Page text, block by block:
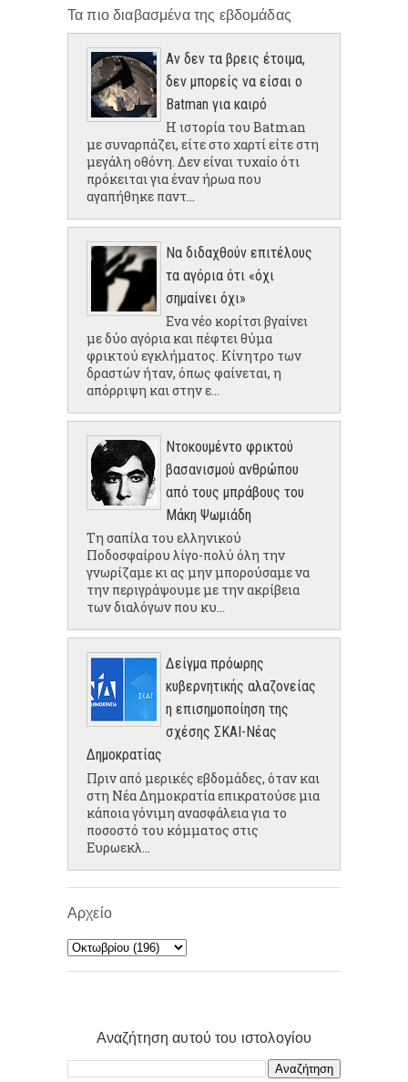
Τα πιο διαβασμένα της εβδομάδας
Αν δεν τα βρεις έτοιμα,
δεν μπορείς να είσαι ο
Batman για καιρό
Η ιστορία του Batman
με συναρπάζει, είτε στο χαρτί είτε στη
μεγάλη οθόνη. Δεν είναι τυχαίο ότι
πρόκειται για έναν ήρωα που
αγαπήθηκε παντ...
Να διδαχθούν επιτέλους
τα αγόρια ότι «όχι
σημαίνει όχι»
Ενα νέο κορίτσι βγαίνει
με δύο αγόρια και πέφτει θύμα
φρικτού εγκλήματος. Κίνητρο των
δραστών ήταν, όπως φαίνεται, η
απόρριψη και στην ε...
Ντοκουμέντο φρικτού
βασανισμού ανθρώπου
από τους μπράβους του
Μάκη Ψωμιάδη
Τη σαπίλα του ελληνικού
Ποδοσφαίρου λίγο-πολύ όλη την
γνωρίζαμε κι ας μην μπορούσαμε να
την περιγράψουμε με την ακρίβεια
των διαλόγων που κυ...
Δείγμα πρόωρης
κυβερνητικής αλαζονείας
η επισημοποίηση της
σχέσης ΣΚΑΙ-Νέας
Δημοκρατίας
Πριν από μερικές εβδομάδες, όταν και
στη Νέα Δημοκρατία επικρατούσε μια
κάποια γόνιμη ανασφάλεια για το
ποσοστό του κόμματος στις
Ευρωεκλ...
Αρχείο
Αναζήτηση αυτού του ιστολογίου